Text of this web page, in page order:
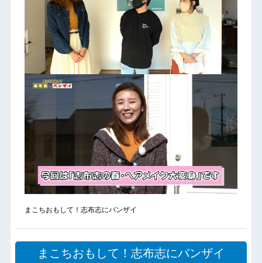
まこちおもして！志布志にバンザイ
まこちおもして！志布志にバンザイ